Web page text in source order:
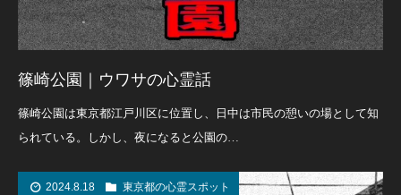
篠崎公園｜ウワサの心霊話
篠崎公園は東京都江戸川区に位置し、日中は市民の憩いの場として知
られている。しかし、夜になると公園の…
2024.8.18 東京都の心霊スポット